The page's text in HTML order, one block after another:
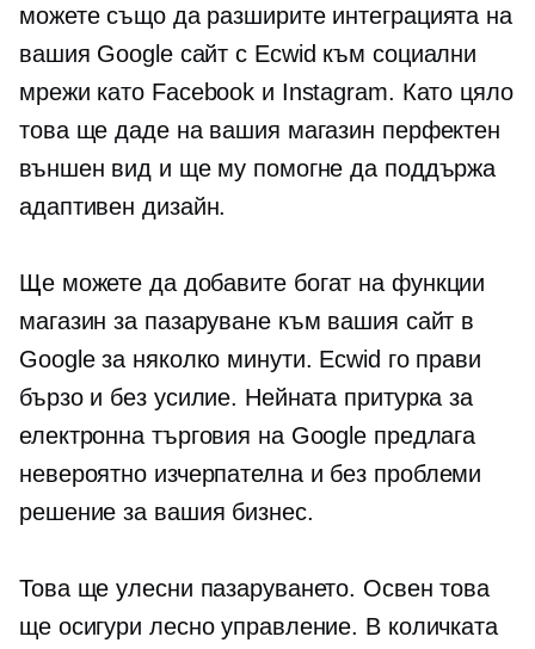
можете също да разширите интеграцията на
вашия Google сайт с Ecwid към социални
мрежи като Facebook и Instagram. Като цяло
това ще даде на вашия магазин перфектен
външен вид и ще му помогне да поддържа
адаптивен дизайн.
Ще можете да добавите богат на функции
магазин за пазаруване към вашия сайт в
Google за няколко минути. Ecwid го прави
бързо и без усилие. Нейната притурка за
електронна търговия на Google предлага
невероятно изчерпателна и без проблеми
решение за вашия бизнес.
Това ще улесни пазаруването. Освен това
ще осигури лесно управление. В количката